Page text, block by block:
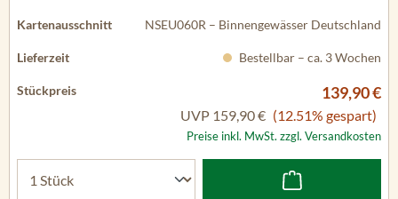
NSEU060R – Binnengewässer Deutschland
Bestellbar – ca. 3 Wochen
139,90 €
UVP 159,90 € (12.51% gespart)
Preise inkl. MwSt. zzgl. Versandkosten